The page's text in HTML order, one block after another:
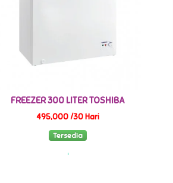
FREEZER 300 LITER TOSHIBA
495,000 /30 Hari
Tersedia